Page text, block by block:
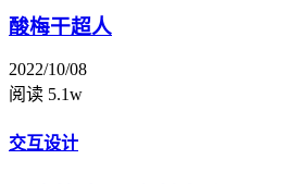
酸梅干超人
2022/10/08
阅读 5.1w
交互设计